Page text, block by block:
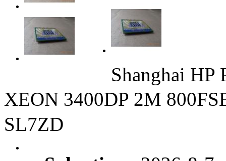
Shanghai HP
XEON 3400DP 2M
SL7ZD